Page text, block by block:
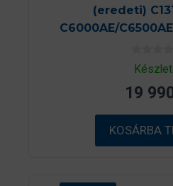
(eredeti)
C6000AE/
0
a
5
b
ő
l
19
KOSÁRBA